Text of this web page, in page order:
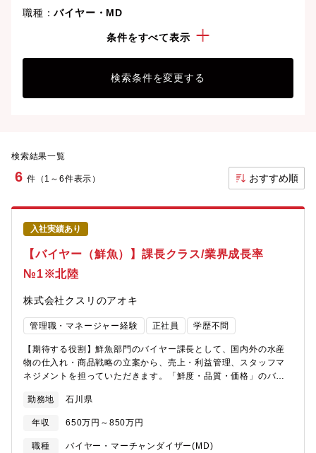
職種：バイヤー・MD
条件をすべて表示
検索条件を変更する
検索結果一覧
6 件（1～6件表示） おすすめ順
入社実績あり
【バイヤー（鮮魚）】課長クラス/業界成長率
№1※北陸
株式会社クスリのアオキ
管理職・マネージャー経験 正社員 学歴不問
【期待する役割】鮮魚部門のバイヤー課長として、国内外の水産
物の仕入れ・商品戦略の立案から、売上・利益管理、スタッフマ
ネジメントを担っていただきます。「鮮度・品質・価格」のバラ
争力強化をリードしていただくポジションです。【職務内容】■鮮
魚・水産物の仕入れ・交渉（国内外サプライヤーとの取引）■鮮魚
部門の売上・利益管理（担当規模：100億円クラス）■販売戦略の
企画立案（旬商材、加工品、寿司・刺身の展開）■鮮度管理基準の
勤務地 石川県
年収 650万円～850万円
職種
バイヤー・マーチャンダイザー(MD)